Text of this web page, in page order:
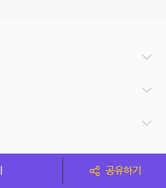
공유하기